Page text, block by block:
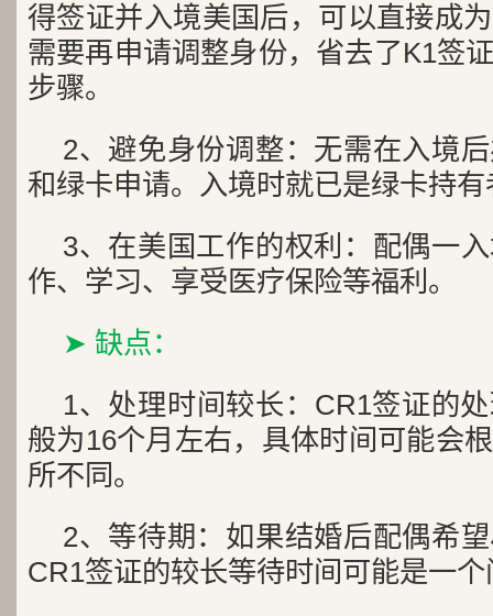
得签证并入境美国后，可以直接成
需要再申请调整身份，省去了K1签
步骤。
2、避免身份调整：无需在入境
和绿卡申请。入境时就已是绿卡持有
3、在美国工作的权利：配偶一
作、学习、享受医疗保险等福利。
➤ 缺点：
1、处理时间较长：CR1签证的
般为16个月左右，具体时间可能会
所不同。
2、等待期：如果结婚后配偶希
CR1签证的较长等待时间可能是一